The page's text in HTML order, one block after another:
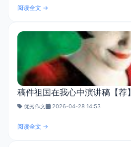
阅读全文 →
稿件祖国在我心中演讲稿【荐】
优秀作文 2026-04-28 14:53
阅读全文 →